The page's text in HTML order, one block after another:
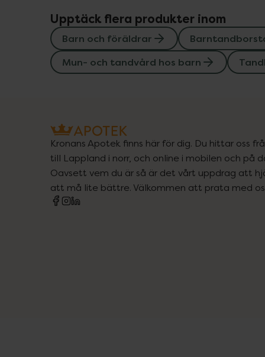
Upptäck flera produkter inom
Barn och föräldrar
Mun- och tandvård hos barn
Kronans Apotek finns här för dig. Du hittar oss
till Lappland i norr, och online i mobilen och på
Oavsett vem du är så är det vårt uppdrag att
att må lite bättre. Välkommen att prata med